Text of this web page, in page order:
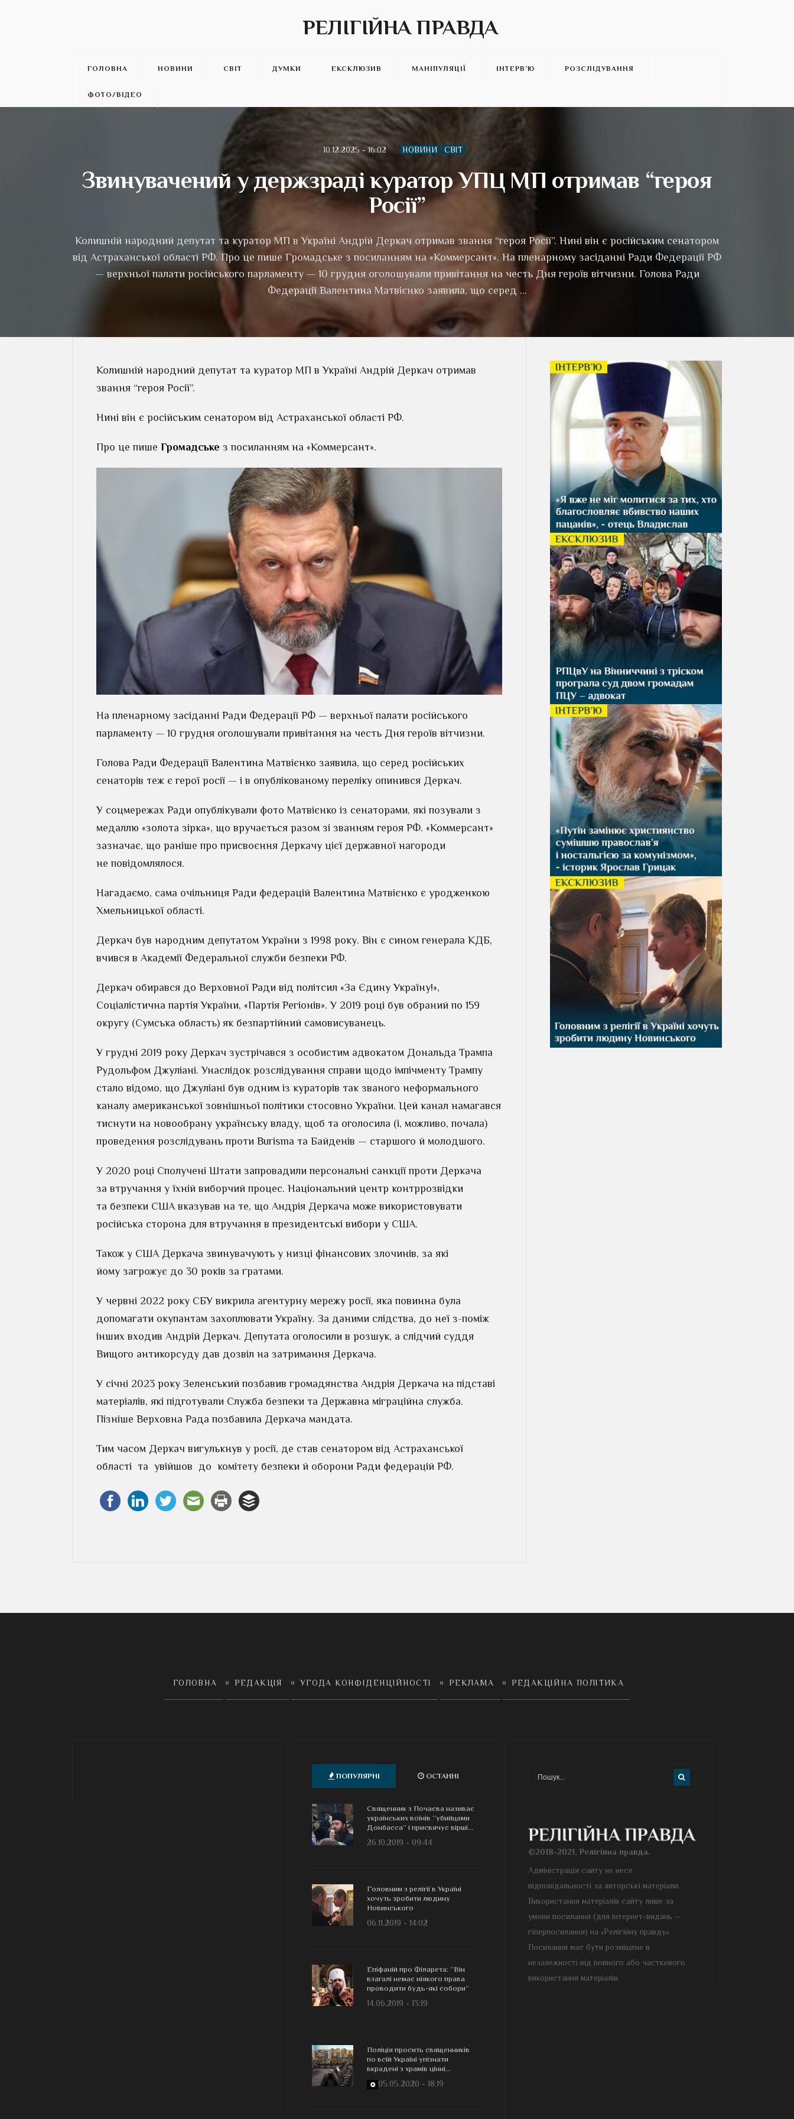
РЕЛІГІЙНА ПРАВДА
ГОЛОВНА НОВИНИ СВІТ ДУМКИ ЕКСКЛЮЗИВ МАНІПУЛЯЦІЇ ІНТЕРВ’Ю РОЗСЛІДУВАННЯ
ФОТО/ВІДЕО
10.12.2025 - 16:02 НОВИНИ СВІТ
Звинувачений у держзраді куратор УПЦ МП отримав “героя
Росії”
Колишній народний депутат та куратор МП в Україні Андрій Деркач отримав звання “героя Росії”. Нині він є російським сенатором
від Астраханської області РФ. Про це пише Громадське з посиланням на «Коммерсант». На пленарному засіданні Ради Федерації РФ
— верхньої палати російського парламенту — 10 грудня оголошували привітання на честь Дня героїв вітчизни. Голова Ради
Федерації Валентина Матвієнко заявила, що серед …
Колишній народний депутат та куратор МП в Україні Андрій Деркач отримав
звання “героя Росії”.
Нині він є російським сенатором від Астраханської області РФ.
Про це пише Громадське з посиланням на «Коммерсант».
На пленарному засіданні Ради Федерації РФ — верхньої палати російського
парламенту — 10 грудня оголошували привітання на честь Дня героїв вітчизни.
Голова Ради Федерації Валентина Матвієнко заявила, що серед російських
сенаторів теж є герої росії — і в опублікованому переліку опинився Деркач.
У соцмережах Ради опублікували фото Матвієнко із сенаторами, які позували з
медаллю «золота зірка», що вручається разом зі званням героя РФ. «Коммерсант»
зазначає, що раніше про присвоєння Деркачу цієї державної нагороди
не повідомлялося.
Нагадаємо, сама очільниця Ради федерацій Валентина Матвієнко є уродженкою
Хмельницької області.
Деркач був народним депутатом України з 1998 року. Він є сином генерала КДБ,
вчився в Академії Федеральної служби безпеки РФ.
Деркач обирався до Верховної Ради від політсил «За Єдину Україну!»,
Соціалістична партія України, «Партія Регіонів». У 2019 році був обраний по 159
округу (Сумська область) як безпартійний самовисуванець.
У грудні 2019 року Деркач зустрічався з особистим адвокатом Дональда Трампа
Рудольфом Джуліані. Унаслідок розслідування справи щодо імпічменту Трампу
стало відомо, що Джуліані був одним із кураторів так званого неформального
каналу американської зовнішньої політики стосовно України. Цей канал намагався
тиснути на новообрану українську владу, щоб та оголосила (і, можливо, почала)
проведення розслідувань проти Burisma та Байденів — старшого й молодшого.
У 2020 році Сполучені Штати запровадили персональні санкції проти Деркача
за втручання у їхній виборчий процес. Національний центр контррозвідки
та безпеки США вказував на те, що Андрія Деркача може використовувати
російська сторона для втручання в президентські вибори у США.
Також у США Деркача звинувачують у низці фінансових злочинів, за які
йому загрожує до 30 років за ґратами.
У червні 2022 року СБУ викрила агентурну мережу росії, яка повинна була
допомагати окупантам захоплювати Україну. За даними слідства, до неї з-поміж
інших входив Андрій Деркач. Депутата оголосили в розшук, а слідчий суддя
Вищого антикорсуду дав дозвіл на затримання Деркача.
У січні 2023 року Зеленський позбавив громадянства Андрія Деркача на підставі
матеріалів, які підготували Служба безпеки та Державна міграційна служба.
Пізніше Верховна Рада позбавила Деркача мандата.
Тим часом Деркач вигулькнув у росії, де став сенатором від Астраханської
області та увійшов до комітету безпеки й оборони Ради федерацій РФ.
ГОЛОВНА РЕДАКЦІЯ УГОДА КОНФІДЕНЦІЙНОСТІ РЕКЛАМА РЕДАКЦІЙНА ПОЛІТИКА
ПОПУЛЯРНІ ОСТАННІ
Священник з Почаєва називає
українських воїнів “убийцами
Донбасса” і присвячує вірші...
26.10.2019 - 09:44
Головним з релігії в Україні
хочуть зробити людину
Новинського
06.11.2019 - 14:02
Епіфаній про Філарета: “Він
взагалі немає ніякого права
проводити будь-які собори”
14.06.2019 - 13:19
Поліція просить священників
по всій Україні упізнати
вкрадені з храмів цінні...
05.05.2020 - 18:19
©2018-2021, Релігійна правда.
Адміністрація сайту не несе
відповідальності за авторські матеріали.
Використання матеріалів сайту лише за
умови посилання (для інтернет-видань –
гіперпосилання) на «Релігійну правду».
Посилання має бути розміщене в
незалежності від повного або часткового
використання матеріалів.